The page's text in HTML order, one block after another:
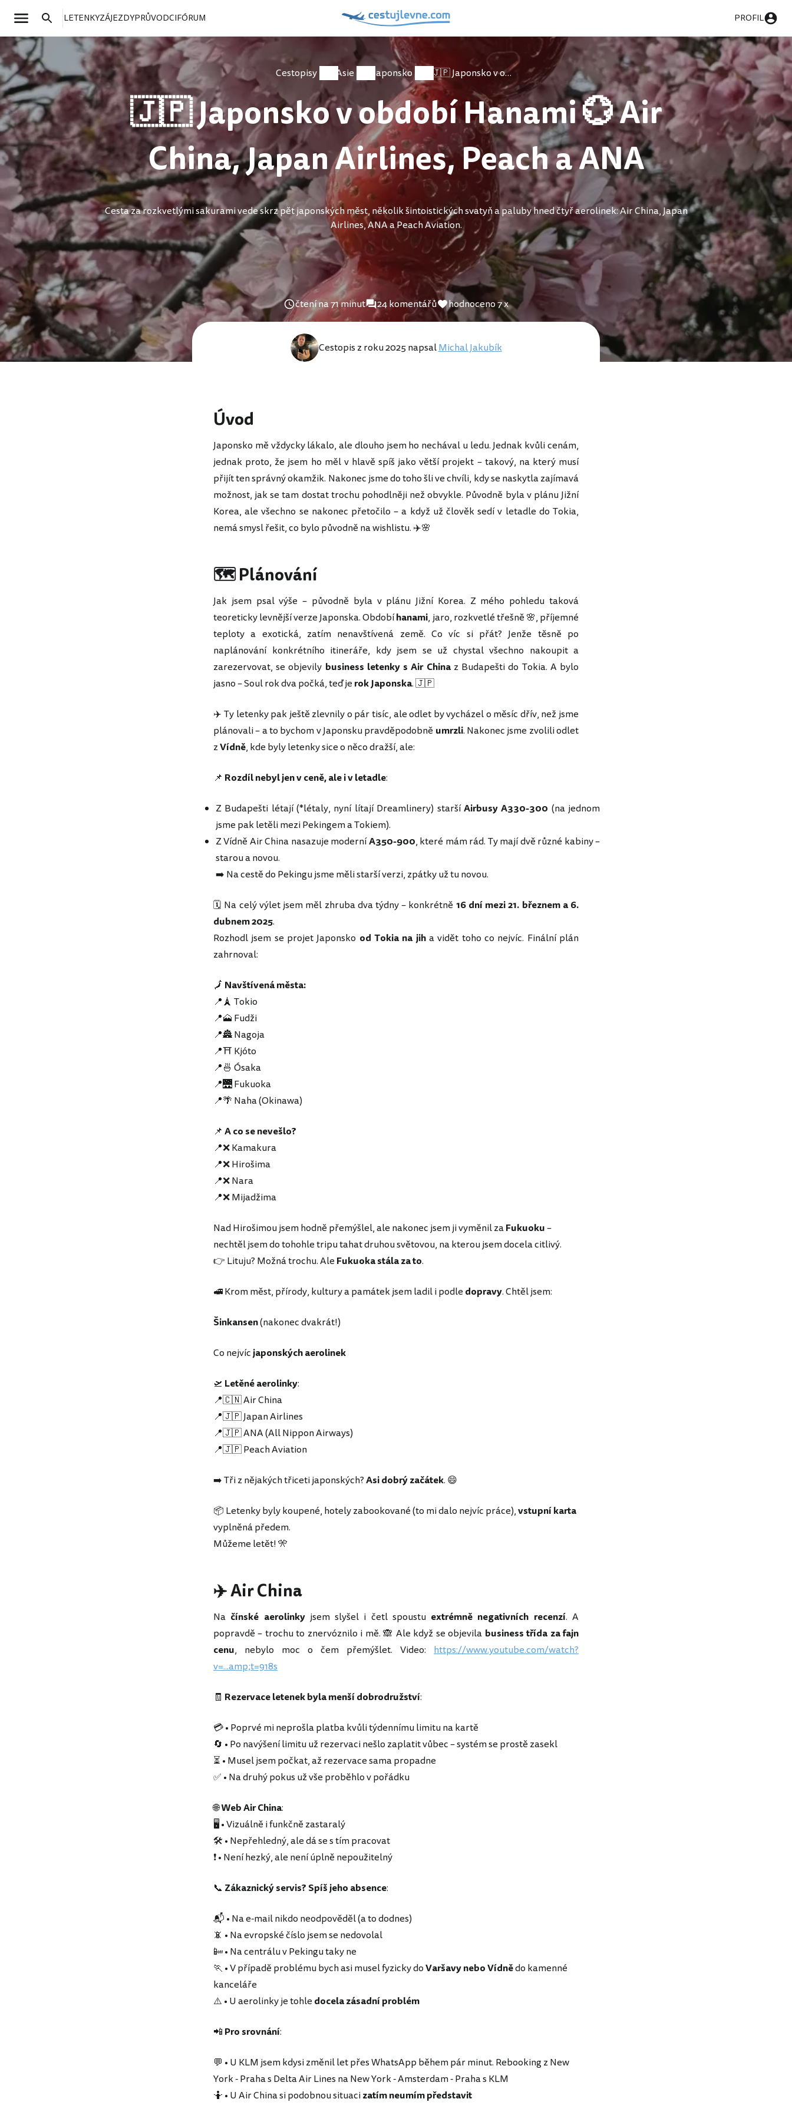
LETENKYZÁJEZDYPRŮVODCIFÓRUM PROFIL
Cestopisy Asie Japonsko 🇯🇵 Japonsko v období Hanami 💮 Air China, Japan Airlines, Peach a ANA
🇯🇵 Japonsko v období Hanami 💮 Air
China, Japan Airlines, Peach a ANA
Cesta za rozkvetlými sakurami vede skrz pět japonských měst, několik šintoistických svatyň a paluby hned čtyř aerolinek: Air China, Japan
Airlines, ANA a Peach Aviation.
čtení na 71 minut 24 komentářů hodnoceno 7 x
Cestopis z roku 2025 napsalMichal Jakubík
Úvod
Japonsko mě vždycky lákalo, ale dlouho jsem ho nechával u ledu. Jednak kvůli cenám,
jednak proto, že jsem ho měl v hlavě spíš jako větší projekt – takový, na který musí
přijít ten správný okamžik. Nakonec jsme do toho šli ve chvíli, kdy se naskytla zajímavá
možnost, jak se tam dostat trochu pohodlněji než obvykle. Původně byla v plánu Jižní
Korea, ale všechno se nakonec přetočilo – a když už člověk sedí v letadle do Tokia,
nemá smysl řešit, co bylo původně na wishlistu. ✈️🌸
🗺️ Plánování
Jak jsem psal výše – původně byla v plánu Jižní Korea. Z mého pohledu taková
teoreticky levnější verze Japonska. Obdobíhanami, jaro, rozkvetlé třešně 🌸, příjemné
teploty a exotická, zatím nenavštívená země. Co víc si přát? Jenže těsně po
naplánování konkrétního itineráře, kdy jsem se už chystal všechno nakoupit a
zarezervovat, se objevily business letenky s Air Chinaz Budapešti do Tokia. A bylo
jasno – Soul rok dva počká, teď je rok Japonska. 🇯🇵
✈️ Ty letenky pak ještě zlevnily o pár tisíc, ale odlet by vycházel o měsíc dřív, než jsme
plánovali – a to bychom v Japonsku pravděpodobně umrzli. Nakonec jsme zvolili odlet
zVídně, kde byly letenky sice o něco dražší, ale:
📌 Rozdíl nebyl jen v ceně, ale i v letadle:
Z Budapešti létají (*létaly, nyní lítají Dreamlinery) staršíAirbusy A330-300 (na jednom
jsme pak letěli mezi Pekingem a Tokiem).
Z Vídně Air China nasazuje moderníA350-900, které mám rád. Ty mají dvě různé kabiny –
starou a novou.
➡️ Na cestě do Pekingu jsme měli starší verzi, zpátky už tu novou.
🗓️ Na celý výlet jsem měl zhruba dva týdny – konkrétně 16 dní mezi 21. březnem a 6.
dubnem 2025.
Rozhodl jsem se projet Japonsko od Tokia na jiha vidět toho co nejvíc. Finální plán
zahrnoval:
🗾 Navštívená města:
📍🗼 Tokio
📍🗻 Fudži
📍🏯 Nagoja
📍⛩️ Kjóto
📍🍜 Ósaka
📍🌉 Fukuoka
📍🌴 Naha (Okinawa)
📌 A co se nevešlo?
📍❌ Kamakura
📍❌ Hirošima
📍❌ Nara
📍❌ Mijadžima
Nad Hirošimou jsem hodně přemýšlel, ale nakonec jsem ji vyměnil zaFukuoku–
nechtěl jsem do tohohle tripu tahat druhou světovou, na kterou jsem docela citlivý.
👉 Lituju? Možná trochu. Ale Fukuoka stála za to.
🚅 Krom měst, přírody, kultury a památek jsem ladil i podle dopravy. Chtěl jsem:
Šinkansen(nakonec dvakrát!)
Co nejvícjaponských aerolinek
🛫 Letěné aerolinky:
📍🇨🇳 Air China
📍🇯🇵 Japan Airlines
📍🇯🇵 ANA (All Nippon Airways)
📍🇯🇵 Peach Aviation
➡️ Tři z nějakých třiceti japonských?Asi dobrý začátek. 😄
📦 Letenky byly koupené, hotely zabookované (to mi dalo nejvíc práce),vstupní karta
vyplněná předem.
Můžeme letět! 🎌
✈️ Air China
Na čínské aerolinkyjsem slyšel i četl spoustu extrémně negativních recenzí. A
popravdě – trochu to znervóznilo i mě. 🙈 Ale když se objevila business třída za fajn
cenu, nebylo moc o čem přemýšlet. Video: https://www.youtube.com/watch?
v=...amp;t=918s
🧾 Rezervace letenek byla menší dobrodružství:
💳 • Poprvé mi neprošla platba kvůli týdennímu limitu na kartě
🔄 • Po navýšení limitu už rezervaci nešlo zaplatit vůbec – systém se prostě zasekl
⏳ • Musel jsem počkat, až rezervace sama propadne
✅ • Na druhý pokus už vše proběhlo v pořádku
🌐Web Air China:
🖥️ • Vizuálně i funkčně zastaralý
🛠️ • Nepřehledný, ale dá se s tím pracovat
❗ • Není hezký, ale není úplně nepoužitelný
📞 Zákaznický servis? Spíš jeho absence:
📬 • Na e-mail nikdo neodpověděl (a to dodnes)
📵 • Na evropské číslo jsem se nedovolal
📴 • Na centrálu v Pekingu taky ne
🏃 • V případě problému bych asi musel fyzicky doVaršavy nebo Vídnědo kamenné
kanceláře
⚠️ • U aerolinky je tohle docela zásadní problém
📲 Pro srovnání:
💬 • U KLM jsem kdysi změnil let přes WhatsApp během pár minut. Rebooking z New
York - Praha s Delta Air Lines na New York - Amsterdam - Praha s KLM
🤷 • U Air China si podobnou situacizatím neumím představit